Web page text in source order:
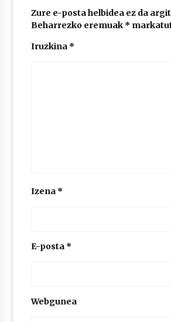
Zure e-posta helbidea ez da
Beharrezko eremuak *
Iruzkina *
Izena *
E-posta *
Webgunea